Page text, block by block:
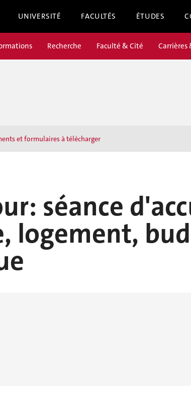
UNIVERSITÉ FACULTÉS ÉTUDES
Recherche Faculté & Cité Carrières
et formulaires à télécharger
séance
logement,